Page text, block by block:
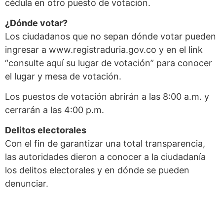
cédula en otro puesto de votación.
¿Dónde votar?
Los ciudadanos que no sepan dónde votar pueden
ingresar a www.registraduria.gov.co y en el link
“consulte aquí su lugar de votación” para conocer
el lugar y mesa de votación.
Los puestos de votación abrirán a las 8:00 a.m. y
cerrarán a las 4:00 p.m.
Delitos electorales
Con el fin de garantizar una total transparencia,
las autoridades dieron a conocer a la ciudadanía
los delitos electorales y en dónde se pueden
denunciar.